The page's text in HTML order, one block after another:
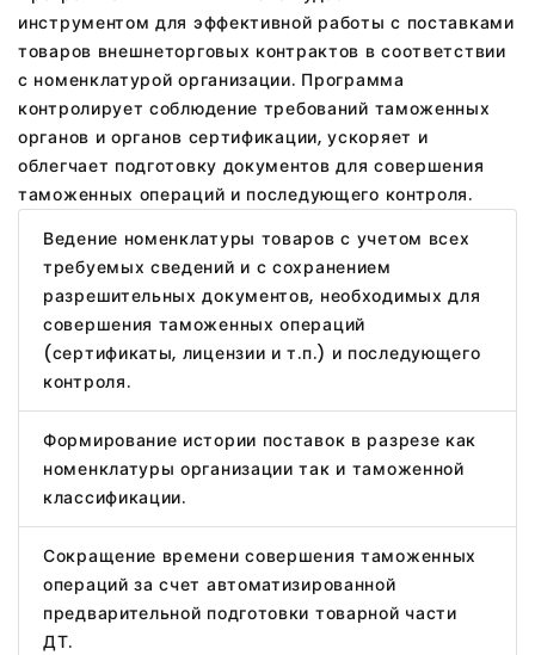
инструментом для эффективной работы с поставками
товаров внешнеторговых контрактов в соответствии
с номенклатурой организации. Программа
контролирует соблюдение требований таможенных
органов и органов сертификации, ускоряет и
облегчает подготовку документов для совершения
таможенных операций и последующего контроля.
Ведение номенклатуры товаров с учетом всех
требуемых сведений и с сохранением
разрешительных документов, необходимых для
совершения таможенных операций
(сертификаты, лицензии и т.п.) и последующего
контроля.
Формирование истории поставок в разрезе как
номенклатуры организации так и таможенной
классификации.
Сокращение времени совершения таможенных
операций за счет автоматизированной
предварительной подготовки товарной части
ДТ.